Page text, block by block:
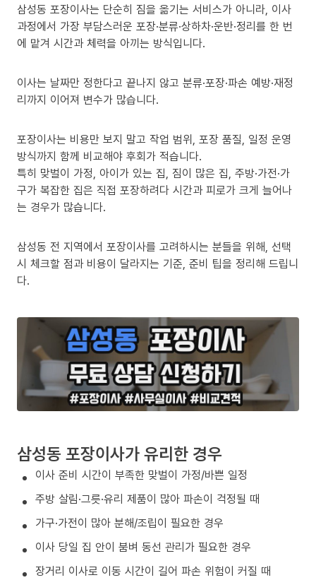
삼성동 포장이사는 단순히 짐을 옮기는 서비스가 아니라, 이사
과정에서 가장 부담스러운 포장·분류·상하차·운반·정리를 한 번
에 맡겨 시간과 체력을 아끼는 방식입니다.
이사는 날짜만 정한다고 끝나지 않고 분류·포장·파손 예방·재정
리까지 이어져 변수가 많습니다.
포장이사는 비용만 보지 말고 작업 범위, 포장 품질, 일정 운영
방식까지 함께 비교해야 후회가 적습니다.
특히 맞벌이 가정, 아이가 있는 집, 짐이 많은 집, 주방·가전·가
구가 복잡한 집은 직접 포장하려다 시간과 피로가 크게 늘어나
는 경우가 많습니다.
삼성동 전 지역에서 포장이사를 고려하시는 분들을 위해, 선택
시 체크할 점과 비용이 달라지는 기준, 준비 팁을 정리해 드립니
다.
삼성동 포장이사가 유리한 경우
이사 준비 시간이 부족한 맞벌이 가정/바쁜 일정
주방 살림·그릇·유리 제품이 많아 파손이 걱정될 때
가구·가전이 많아 분해/조립이 필요한 경우
이사 당일 집 안이 붐벼 동선 관리가 필요한 경우
장거리 이사로 이동 시간이 길어 파손 위험이 커질 때